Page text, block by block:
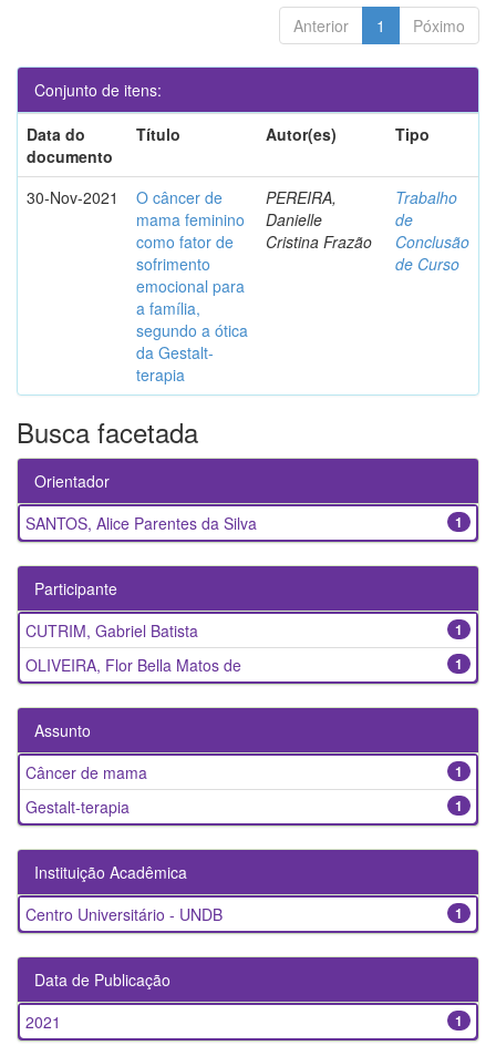
Anterior 1 Póximo
Conjunto de itens:
Data do
documento
Título Autor(es) Tipo
30-Nov-2021
O câncer de
mama feminino
como fator de
sofrimento
emocional para
a família,
segundo a ótica
da Gestalt-
terapia
PEREIRA,
Danielle
Cristina Frazão
Trabalho
de
Conclusão
de Curso
Busca facetada
Orientador
1
SANTOS, Alice Parentes da Silva
Participante
1
CUTRIM, Gabriel Batista
1
OLIVEIRA, Flor Bella Matos de
Assunto
1
Câncer de mama
1
Gestalt-terapia
Instituição Acadêmica
1
Centro Universitário - UNDB
Data de Publicação
1
2021